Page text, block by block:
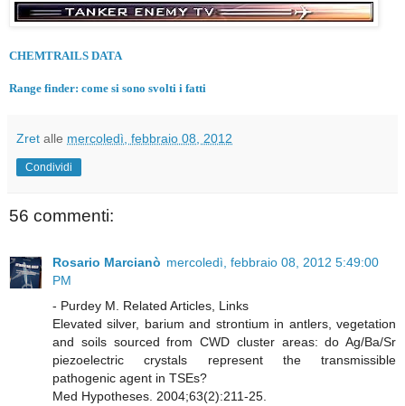
CHEMTRAILS DATA
Range finder: come si sono svolti i fatti
Zret alle mercoledì, febbraio 08, 2012
Condividi
56 commenti:
Rosario Marcianò mercoledì, febbraio 08, 2012 5:49:00
PM
- Purdey M. Related Articles, Links
Elevated silver, barium and strontium in antlers, vegetation
and soils sourced from CWD cluster areas: do Ag/Ba/Sr
piezoelectric crystals represent the transmissible
pathogenic agent in TSEs?
Med Hypotheses. 2004;63(2):211-25.